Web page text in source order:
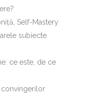
Self-Mastery
subiecte
ce este, de ce
convingerilor